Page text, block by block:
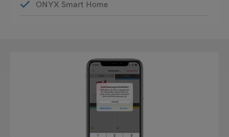
ONYX Smart Home